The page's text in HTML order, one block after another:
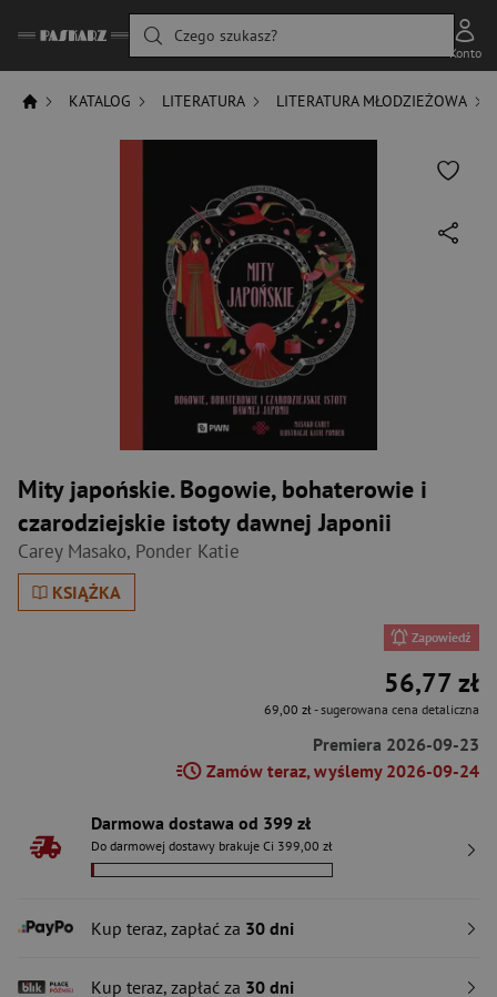
Czego szukasz?
Konto
KATALOG LITERATURA LITERATURA MŁODZIEŻOWA
Mity japońskie. Bogowie, bohaterowie i
czarodziejskie istoty dawnej Japonii
Carey Masako, Ponder Katie
KSIĄŻKA
Zapowiedź
56,77 zł
69,00 zł- sugerowana cena detaliczna
Premiera 2026-09-23
Zamów teraz, wyślemy 2026-09-24
Darmowa dostawa od 399 zł
Do darmowej dostawy brakuje Ci 399,00 zł
Kup teraz, zapłać za 30 dni
Kup teraz, zapłać za 30 dni